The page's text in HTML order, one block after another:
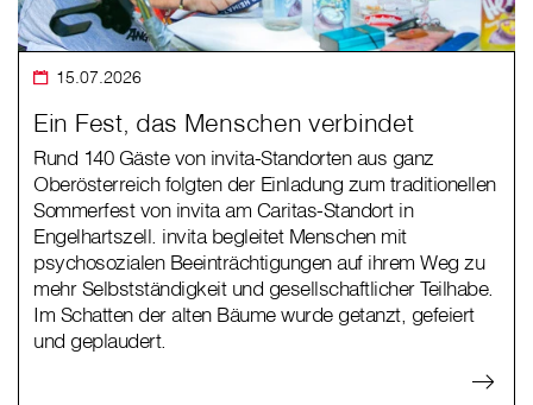
15.07.2026
Ein Fest, das Menschen verbindet
Rund 140 Gäste von invita-Standorten aus ganz
Oberösterreich folgten der Einladung zum traditionellen
Sommerfest von invita am Caritas-Standort in
Engelhartszell. invita begleitet Menschen mit
psychosozialen Beeinträchtigungen auf ihrem Weg zu
mehr Selbstständigkeit und gesellschaftlicher Teilhabe.
Im Schatten der alten Bäume wurde getanzt, gefeiert
und geplaudert.